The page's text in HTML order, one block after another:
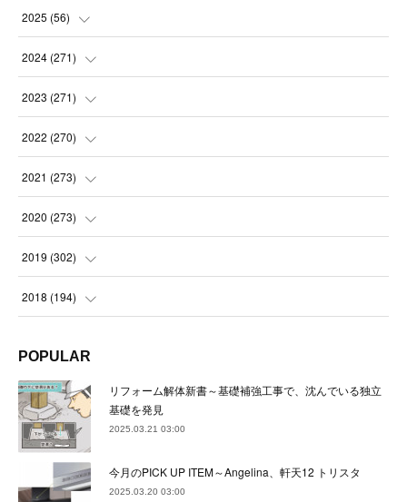
2025 (56)
(14
(21
(21
2024 (271)
(21
(22
(23
(22
(24)
22)
(22)
(22)
2023 (271)
(22
(23
(23
(21
(23 )
(24
(21
(24)
2022 (270)
(23
(23
(22
(23
(22 )
(23
(23
(22)
2021 (273)
(24
(23
(22
(23)
(23
(22)
2020 (273)
(24
(22
(22)
(24
(24)
2019 (302)
(23
(22)
(21)
(27)
2018 (194)
(17)
(32)
(36)
POPULAR
リフォーム解体新書～基礎補強工事で、沈んでいる独立
基礎を発見
2025.03.21 03:00
今月のPICK UP ITEM～Angelina、軒天12 トリスタ
2025.03.20 03:00